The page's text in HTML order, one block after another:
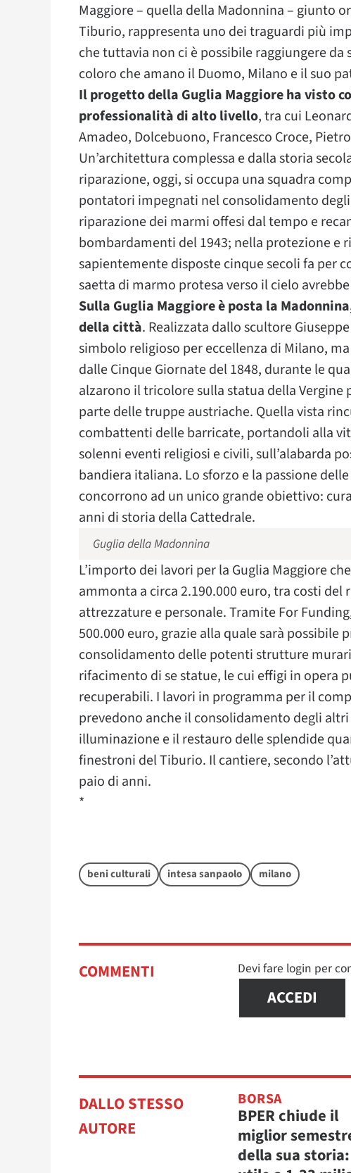
Maggiore – quella della Madonnina – giunto
Tiburio, rappresenta uno dei traguardi più
che tuttavia non ci è possibile raggiungere
coloro che amano il Duomo, Milano e il suo
Il progetto della Guglia Maggiore ha visto
professionalità di alto livello, tra cui
Amadeo, Dolcebuono, Francesco Croce,
Un’architettura complessa e dalla storia
riparazione, oggi, si occupa una squadra
pontatori impegnati nel consolidamento
riparazione dei marmi offesi dal tempo e
bombardamenti del 1943; nella protezione e
sapientemente disposte cinque secoli fa per
saetta di marmo protesa verso il cielo
Sulla Guglia Maggiore è posta la
della città. Realizzata dallo scultore
simbolo religioso per eccellenza di Milano,
dalle Cinque Giornate del 1848, durante le
alzarono il tricolore sulla statua della Vergine
parte delle truppe austriache. Quella vista
combattenti delle barricate, portandoli alla
solenni eventi religiosi e civili, sull’alabarda
bandiera italiana. Lo sforzo e la passione
concorrono ad un unico grande obiettivo:
anni di storia della Cattedrale.
Guglia della Madonnina
L’importo dei lavori per la Guglia Maggiore
ammonta a circa 2.190.000 euro, tra costi
attrezzature e personale. Tramite For
500.000 euro, grazie alla quale sarà possibile
consolidamento delle potenti strutture
rifacimento di se statue, le cui effigi in opera
recuperabili. I lavori in programma per il
prevedono anche il consolidamento degli
illuminazione e il restauro delle splendide
finestroni del Tiburio. Il cantiere, secondo
paio di anni.
*
beni culturali intesa sanpaolo milano
COMMENTI Devi fare login per
ACCEDI
DALLO STESSO
AUTORE
BORSA
BPER chiude il
miglior
della sua storia: